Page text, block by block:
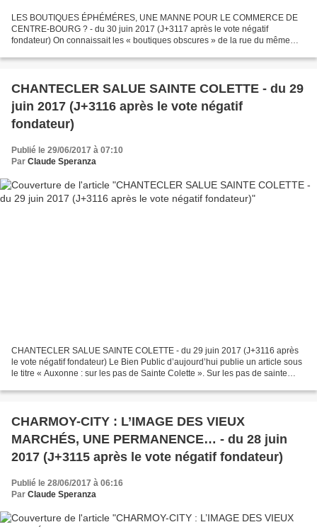
LES BOUTIQUES ÉPHÉMÉRES, UNE MANNE POUR LE COMMERCE DE
CENTRE-BOURG ? - du 30 juin 2017 (J+3117 après le vote négatif
fondateur) On connaissait les « boutiques obscures » de la rue du même
CHANTECLER SALUE SAINTE COLETTE - du 29
juin 2017 (J+3116 après le vote négatif
fondateur)
Publié le 29/06/2017 à 07:10
Par Claude Speranza
CHANTECLER SALUE SAINTE COLETTE - du 29 juin 2017 (J+3116 après
le vote négatif fondateur) Le Bien Public d’aujourd’hui publie un article sous
le titre « Auxonne : sur les pas de Sainte Colette ». Sur les pas de sainte
CHARMOY-CITY : L’IMAGE DES VIEUX
MARCHÉS, UNE PERMANENCE… - du 28 juin
2017 (J+3115 après le vote négatif fondateur)
Publié le 28/06/2017 à 06:16
Par Claude Speranza